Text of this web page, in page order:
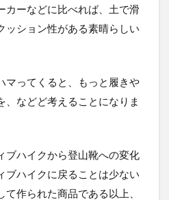
カーなどに比べれば、土で滑
ッション性がある素晴らしい
マってくると、もっと履きや
、などど考えることになりま
ブハイクから登山靴への変化
ブハイクに戻ることは少ない
作られた商品である以上、